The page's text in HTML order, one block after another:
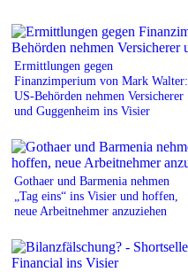
Ermittlungen gegen
Finanzimperium von Mark Walter:
US-Behörden nehmen Versicherer
und Guggenheim ins Visier
Gothaer und Barmenia nehmen
„Tag eins“ ins Visier und hoffen,
neue Arbeitnehmer anzuziehen